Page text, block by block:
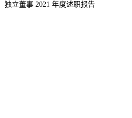
独立董事 2021 年度述职报告